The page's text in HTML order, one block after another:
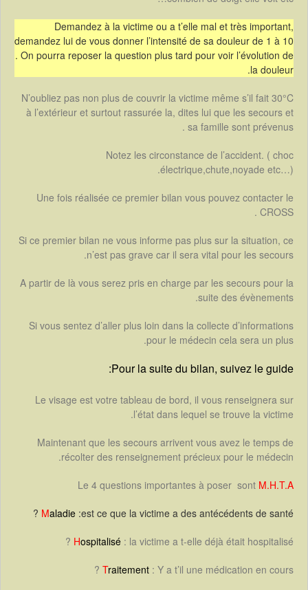
Demandez à la victime ou a t’elle mal et très important,
demandez lui de vous donner l’intensité de sa douleur de 1 à 10
. On pourra reposer la question plus tard pour voir l’évolution de
la douleur.
N’oubliez pas non plus de couvrir la victime même s’il fait 30°C
à l’extérieur et surtout rassurée la, dites lui que les secours et
sa famille sont prévenus .
Notez les circonstance de l’accident. ( choc
électrique,chute,noyade etc…).
Une fois réalisée ce premier bilan vous pouvez contacter le
CROSS .
Si ce premier bilan ne vous informe pas plus sur la situation, ce
n’est pas grave car il sera vital pour les secours.
A partir de là vous serez pris en charge par les secours pour la
suite des évènements.
Si vous sentez d’aller plus loin dans la collecte d’informations
pour le médecin cela sera un plus.
Pour la suite du bilan, suivez le guide:
Le visage est votre tableau de bord, il vous renseignera sur
l’état dans lequel se trouve la victime.
Maintenant que les secours arrivent vous avez le temps de
récolter des renseignement précieux pour le médecin.
Le 4 questions importantes à poser sont M.H.T.A
Maladie :est ce que la victime a des antécédents de santé ?
Hospitalisé : la victime a t-elle déjà était hospitalisé ?
Traitement : Y a t’il une médication en cours ?